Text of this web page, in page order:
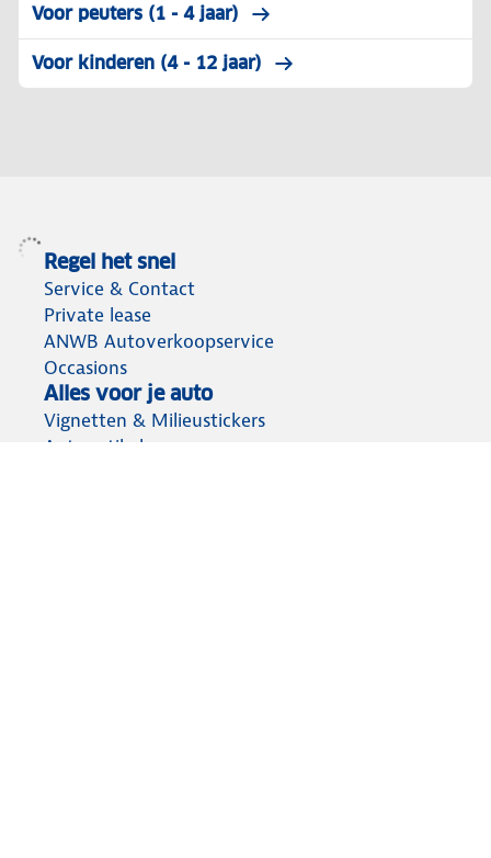
Voor peuters (1 - 4 jaar)
Voor kinderen (4 - 12 jaar)
Regel het snel
Service & Contact
Private lease
ANWB Autoverkoopservice
Occasions
Alles voor je auto
Vignetten & Milieustickers
Auto artikelen